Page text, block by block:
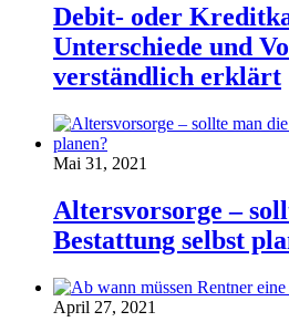
Debit- oder
Unterschiede und
verständlich erklärt
Mai 31, 2021
Altersvorsorge –
Bestattung selbst
April 27, 2021